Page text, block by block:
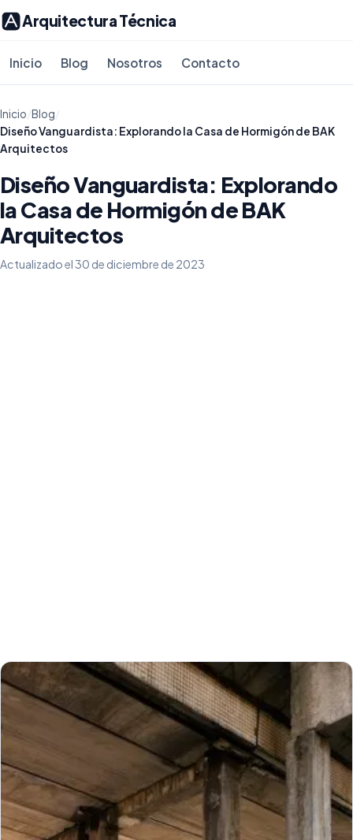
Arquitectura Técnica
Inicio Blog Nosotros Contacto
Inicio/Blog/
Diseño Vanguardista: Explorando la Casa de Hormigón de BAK
Arquitectos
Diseño Vanguardista: Explorando
la Casa de Hormigón de BAK
Arquitectos
Actualizado el 30 de diciembre de 2023